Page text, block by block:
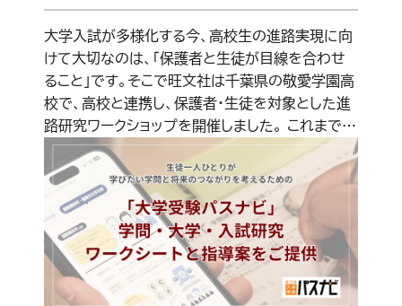
大学入試が多様化する今、高校生の進路実現に向
けて大切なのは、「保護者と生徒が目線を合わせ
ること」です。そこで旺文社は千葉県の敬愛学園高
校で、高校と連携し、保護者・生徒を対象とした進
路研究ワークショップを開催しました。 これまで…